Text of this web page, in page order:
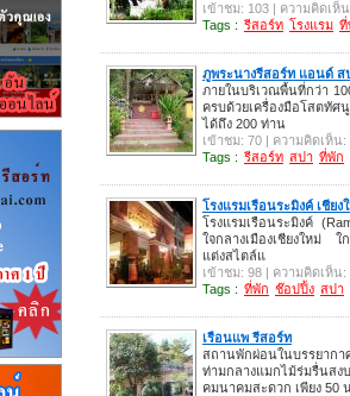
เข้าชม: 103 | ความคิดเห็
Tags : รีสอร์ท โรงแรม ที่
ภูพระนางรีสอร์ท แอนด์ ส
ภายในบริเวณพื้นที่กว่า
ครบด้วยเครื่องมือโสตทั
ได้ถึง 200 ท่าน
เข้าชม: 70 | ความคิดเห็น:
Tags : รีสอร์ท สปา ที่พัก
โรงแรมเรือนระมิงค์ เชีย
โรงแรมเรือนระมิงค์
ใจกลางเมืองเชียงใหม่
แต่งสไตล์แ
เข้าชม: 98 | ความคิดเห็น:
Tags : ที่พัก ช๊อปปิ้ง สปา
เรือนแพ รีสอร์ท
สถานพักผ่อนในบรรยาก
ท่ามกลางแมกไม้ร่มรื่นส
คมนาคมสะดวก เพียง 50